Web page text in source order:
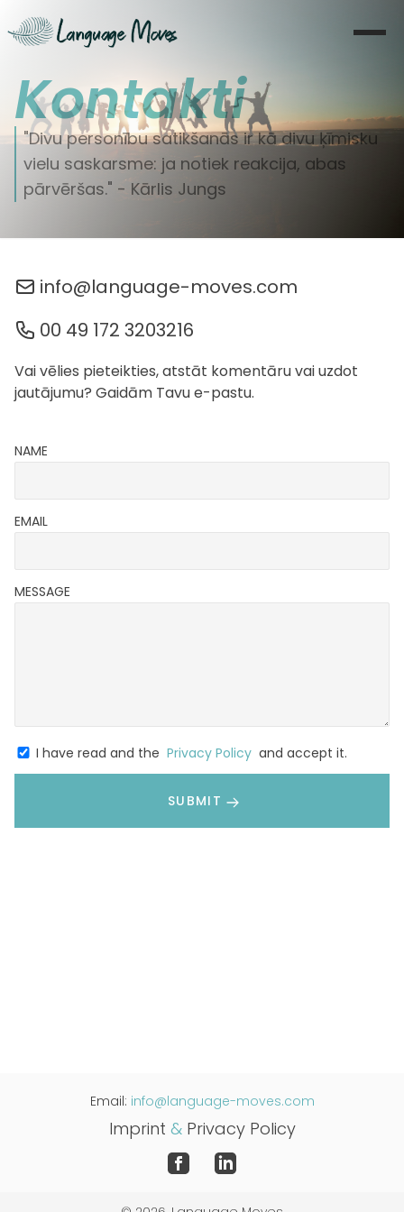
Sākums
Par mani
Apmācība
Blogs
Literatūra
Privātuma politika un autortiesības
Kontakti
"Divu personību satikšanās ir kā divu ķīmisku
vielu saskarsme: ja notiek reakcija, abas
pārvēršas." - Kārlis Jungs
info@language-moves.com
00 49 172 3203216
Vai vēlies pieteikties, atstāt komentāru vai uzdot
jautājumu? Gaidām Tavu e-pastu.
NAME
EMAIL
MESSAGE
I have read and the Privacy Policy and accept it.
SUBMIT
Email: info@language-moves.com
Imprint & Privacy Policy